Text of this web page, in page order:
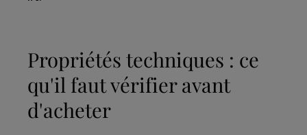
Propriétés techniques : ce
qu'il faut vérifier avant
d'acheter